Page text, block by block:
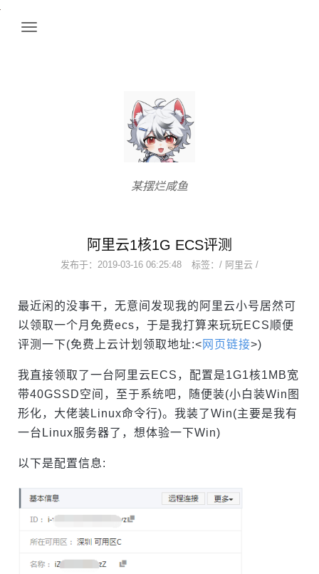
某摆烂咸鱼
阿里云1核1G ECS评测
发布于： 2019-03-16 06:25:48 标签：/ 阿里云 /
最近闲的没事干，无意间发现我的阿里云小号居然可
以领取一个月免费ecs，于是我打算来玩玩ECS顺便
评测一下(免费上云计划领取地址:< 网页链接>)
我直接领取了一台阿里云ECS，配置是1G1核1MB宽
带40GSSD空间，至于系统吧，随便装(小白装Win图
形化，大佬装Linux命令行)。我装了Win(主要是我有
一台Linux服务器了，想体验一下Win)
以下是配置信息: